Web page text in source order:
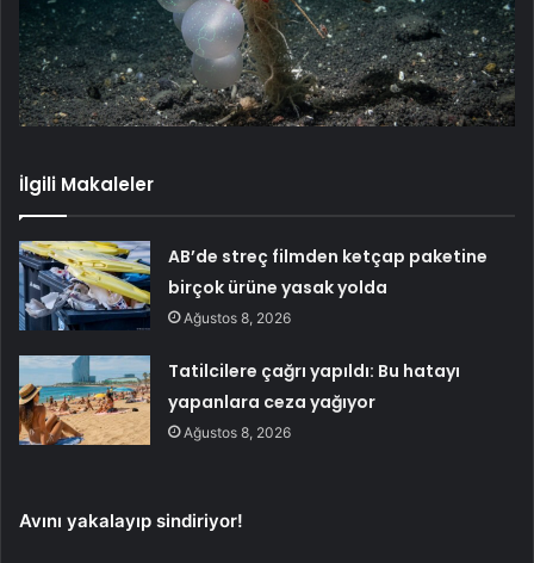
İlgili Makaleler
AB’de streç filmden ketçap paketine
birçok ürüne yasak yolda
Ağustos 8, 2026
Tatilcilere çağrı yapıldı: Bu hatayı
yapanlara ceza yağıyor
Ağustos 8, 2026
Avını yakalayıp sindiriyor!